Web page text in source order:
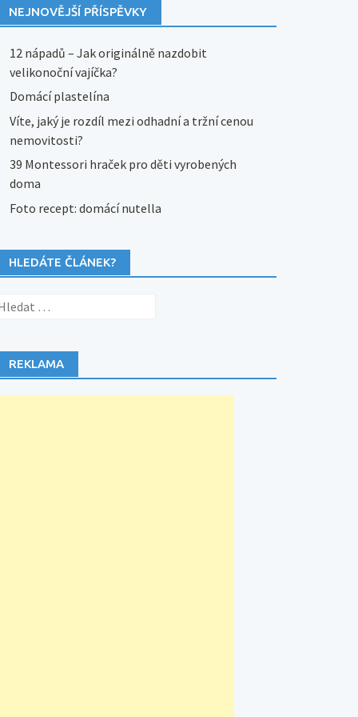
NEJNOVĚJŠÍ PŘÍSPĚVKY
12 nápadů – Jak originálně nazdobit
velikonoční vajíčka?
Domácí plastelína
Víte, jaký je rozdíl mezi odhadní a tržní cenou
nemovitosti?
39 Montessori hraček pro děti vyrobených
doma
Foto recept: domácí nutella
HLEDÁTE ČLÁNEK?
REKLAMA